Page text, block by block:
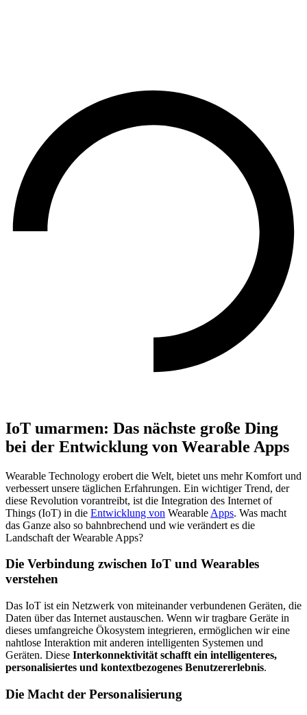
IoT umarmen: Das nächste große Ding
bei der Entwicklung von Wearable Apps
Wearable Technology erobert die Welt, bietet uns mehr Komfort und
verbessert unsere täglichen Erfahrungen. Ein wichtiger Trend, der
diese Revolution vorantreibt, ist die Integration des Internet of
Things (IoT) in die Entwicklung von Wearable Apps. Was macht
das Ganze also so bahnbrechend und wie verändert es die
Landschaft der Wearable Apps?
Die Verbindung zwischen IoT und Wearables
verstehen
Das IoT ist ein Netzwerk von miteinander verbundenen Geräten, die
Daten über das Internet austauschen. Wenn wir tragbare Geräte in
dieses umfangreiche Ökosystem integrieren, ermöglichen wir eine
nahtlose Interaktion mit anderen intelligenten Systemen und
Geräten. Diese Interkonnektivität schafft ein intelligenteres,
personalisiertes und kontextbezogenes Benutzererlebnis.
Die Macht der Personalisierung